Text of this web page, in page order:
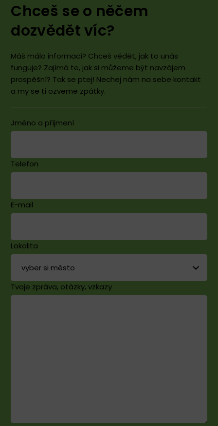
Chceš se o něčem
dozvědět víc?
Máš málo informací? Chceš vědět, jak to unás
funguje? Zajímá te, jak si můžeme být navzájem
prospěšní? Tak se ptej! Nechej nám na sebe kontakt
a my se ti ozveme zpátky.
Jméno a příjmení
Telefon
E-mail
Lokalita
Tvoje zpráva, otázky, vzkazy